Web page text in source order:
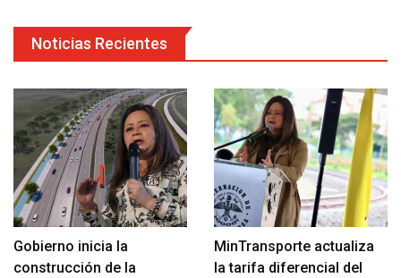
Noticias Recientes
Gobierno inicia la
construcción de la
MinTransporte actualiza
la tarifa diferencial del